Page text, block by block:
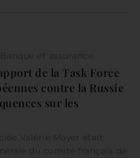
et assurance
de la Task Force
contre la Russie
sur les
Valérie Mayer était
du comité français de